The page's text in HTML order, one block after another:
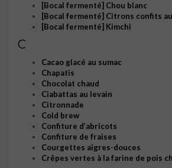
[Bocal fermenté] Chou blanc
[Bocal fermenté] Citrons confits
[Bocal fermenté] Kimchi
C
Cacao glacé au sumac
Chapatis
Chocolat chaud
Ciabattas au levain
Citronnade
Cold brew
Confiture d’abricots
Confiture de fraises
Courgettes aigres-douces
Crêpes vertes à la farine de pois